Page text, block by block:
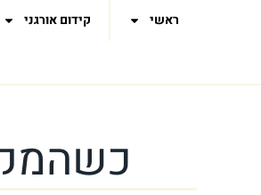
ראשי קידום אורגני